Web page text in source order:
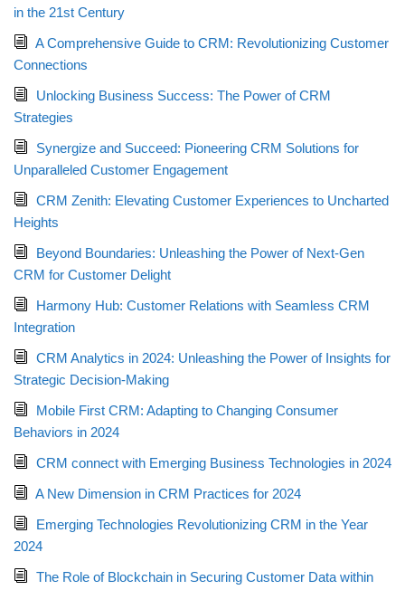
in the 21st Century
A Comprehensive Guide to CRM: Revolutionizing Customer
Connections
Unlocking Business Success: The Power of CRM
Strategies
Synergize and Succeed: Pioneering CRM Solutions for
Unparalleled Customer Engagement
CRM Zenith: Elevating Customer Experiences to Uncharted
Heights
Beyond Boundaries: Unleashing the Power of Next-Gen
CRM for Customer Delight
Harmony Hub: Customer Relations with Seamless CRM
Integration
CRM Analytics in 2024: Unleashing the Power of Insights for
Strategic Decision-Making
Mobile First CRM: Adapting to Changing Consumer
Behaviors in 2024
CRM connect with Emerging Business Technologies in 2024
A New Dimension in CRM Practices for 2024
Emerging Technologies Revolutionizing CRM in the Year
2024
The Role of Blockchain in Securing Customer Data within